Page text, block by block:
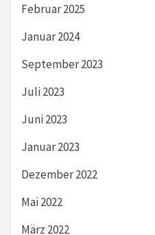
Februar 2025
Januar 2024
September 2023
Juli 2023
Juni 2023
Januar 2023
Dezember 2022
Mai 2022
März 2022